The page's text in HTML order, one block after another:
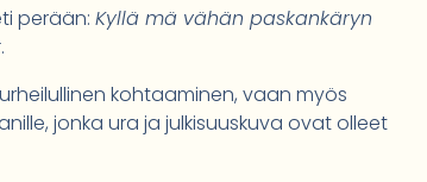
perään: Kyllä mä vähän paskankäryn
.
kohtaaminen, vaan myös
jonka ura ja julkisuuskuva ovat olleet